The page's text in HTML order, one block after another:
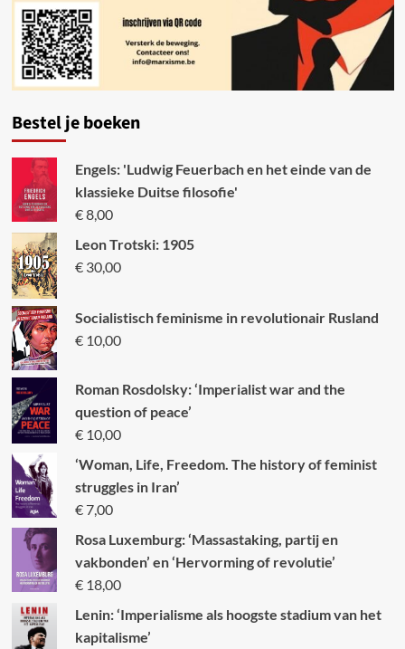
Bestel je boeken
Engels: 'Ludwig Feuerbach en het einde van de
klassieke Duitse filosofie'
€8,00
Leon Trotski: 1905
€30,00
Socialistisch feminisme in revolutionair Rusland
€10,00
Roman Rosdolsky: ‘Imperialist war and the
question of peace’
€10,00
‘Woman, Life, Freedom. The history of feminist
struggles in Iran’
€7,00
Rosa Luxemburg: ‘Massastaking, partij en
vakbonden’ en ‘Hervorming of revolutie’
€18,00
Lenin: ‘Imperialisme als hoogste stadium van het
kapitalisme’